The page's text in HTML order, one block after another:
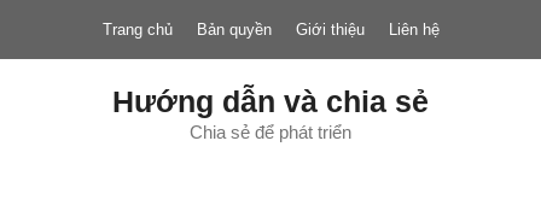
nội
Trang chủ Bản quyền Giới thiệu Liên hệ
Hướng dẫn và chia sẻ
Chia sẻ để phát triển